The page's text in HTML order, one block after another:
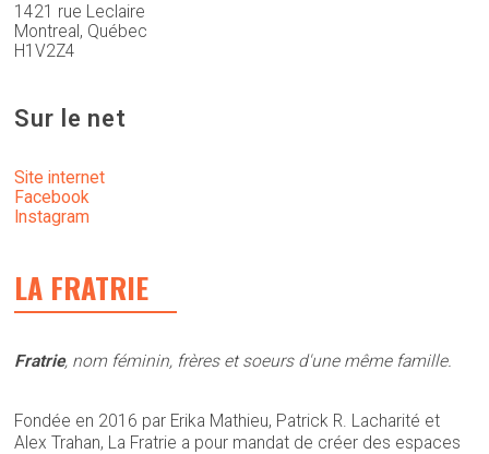
1421 rue Leclaire
Montreal, Québec
H1V2Z4
Sur le net
Site internet
Facebook
Instagram
LA FRATRIE
Fratrie, nom féminin, frères et soeurs d'une même famille.
Fondée en 2016 par Erika Mathieu, Patrick R. Lacharité et
Alex Trahan, La Fratrie a pour mandat de créer des espaces